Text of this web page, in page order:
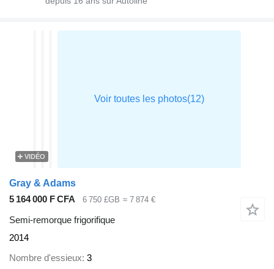
VIDÉO
Gray & Adams
5 164 000 F CFA
6 750 £GB ≈ 7 874 €
Semi-remorque frigorifique
2014
Nombre d'essieux 3